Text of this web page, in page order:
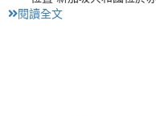
閱讀全文